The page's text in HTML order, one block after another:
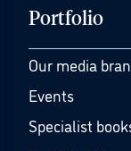
Portfolio
Our media
Events
Specialist